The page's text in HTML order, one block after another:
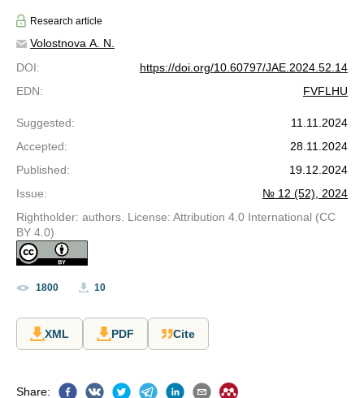
Research article
Volostnova A. N.
DOI:
https://doi.org/10.60797/JAE.2024.52.14
EDN: FVFLHU
Suggested:
11.11.2024
Accepted:
28.11.2024
Published:
19.12.2024
Issue:
№ 12 (52), 2024
Rightholder: authors. License: Attribution 4.0 International (CC
BY 4.0)
1800 10
XML PDF Cite
Share: